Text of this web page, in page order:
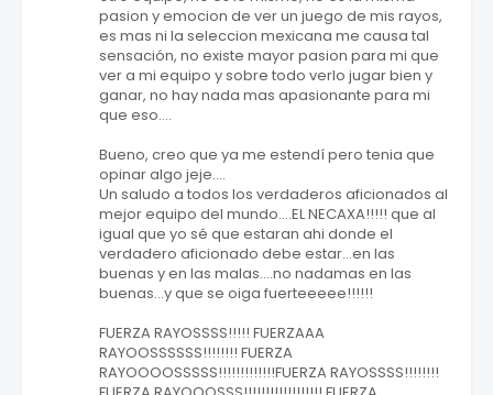
pasion y emocion de ver un juego de mis rayos,
es mas ni la seleccion mexicana me causa tal
sensación, no existe mayor pasion para mi que
ver a mi equipo y sobre todo verlo jugar bien y
ganar, no hay nada mas apasionante para mi
que eso....
Bueno, creo que ya me estendí pero tenia que
opinar algo jeje....
Un saludo a todos los verdaderos aficionados al
mejor equipo del mundo....EL NECAXA!!!!! que al
igual que yo sé que estaran ahi donde el
verdadero aficionado debe estar...en las
buenas y en las malas....no nadamas en las
buenas...y que se oiga fuerteeeee!!!!!!
FUERZA RAYOSSSS!!!!! FUERZAAA
RAYOOSSSSSS!!!!!!!! FUERZA
RAYOOOOSSSSS!!!!!!!!!!!!!FUERZA RAYOSSSS!!!!!!!!